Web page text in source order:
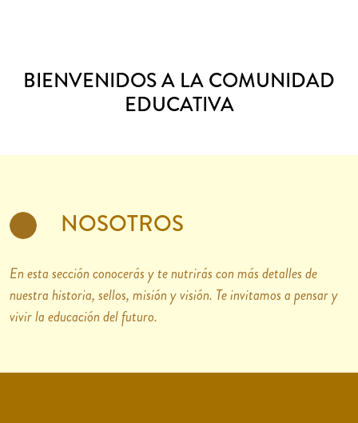
BIENVENIDOS A LA COMUNIDAD
EDUCATIVA
NOSOTROS
En esta sección conocerás y te nutrirás con más detalles de
nuestra historia, sellos, misión y visión. Te invitamos a pensar y
vivir la educación del futuro.